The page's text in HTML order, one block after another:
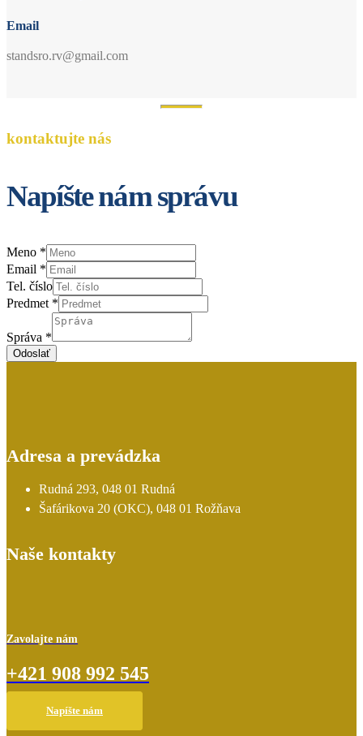
Email
standsro.rv@gmail.com
kontaktujte nás
Napíšte nám správu
Meno *
Email *
Tel. číslo
Predmet *
Správa *
Odoslať
Adresa a prevádzka
Rudná 293, 048 01 Rudná
Šafárikova 20 (OKC), 048 01 Rožňava
Naše kontakty
Zavolajte nám
+421 908 992 545
Napíšte nám